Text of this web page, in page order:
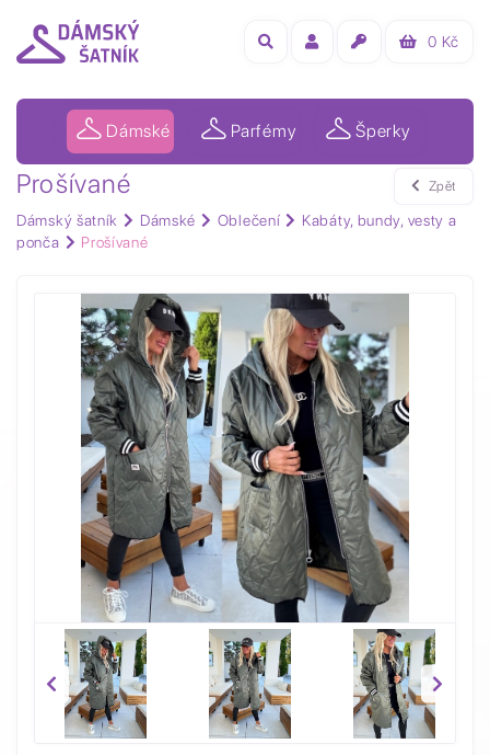
0 Kč
Dámské Parfémy Šperky
Prošívané
Dámský šatník Dámské Oblečení
Kabáty, bundy, vesty a
ponča
Prošívané
Zpět